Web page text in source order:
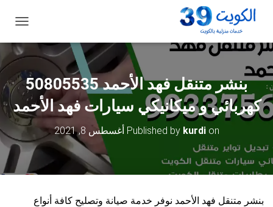
ب
د
ل
ت
ن
ل
كهربائي و ميكانيكي سيارات فهد الأحمد
Published by kurdion أغسطس 8, 2021
بنشر متنقل فهد الأحمد نوفر خدمة صيانة وتصليح كافة أنواع